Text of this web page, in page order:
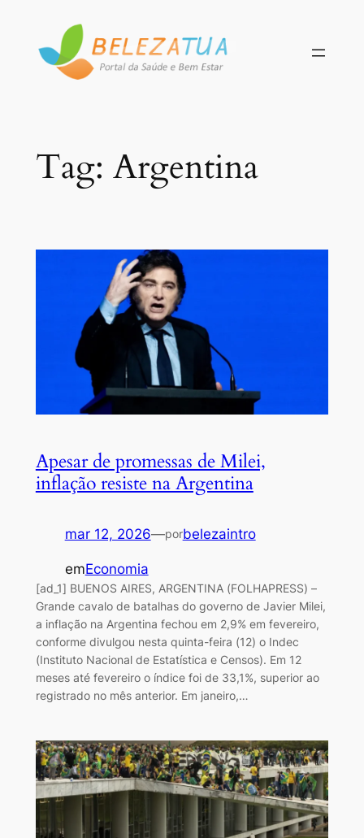
conteúdo
Tag: Argentina
Apesar de promessas de Milei,
inflação resiste na Argentina
mar 12, 2026—porbelezaintro
emEconomia
[ad_1] BUENOS AIRES, ARGENTINA (FOLHAPRESS) –
Grande cavalo de batalhas do governo de Javier Milei,
a inflação na Argentina fechou em 2,9% em fevereiro,
conforme divulgou nesta quinta-feira (12) o Indec
(Instituto Nacional de Estatística e Censos). Em 12
meses até fevereiro o índice foi de 33,1%, superior ao
registrado no mês anterior. Em janeiro,…